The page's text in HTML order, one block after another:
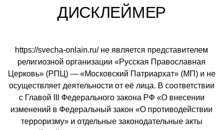
ДИСКЛЕЙМЕР
https://svecha-onlain.ru/ не является представителем
религиозной организации «Русская Православная
Церковь» (РПЦ) — «Московский Патриархат» (МП) и не
осуществляет деятельности от её лица. В соответствии
с Главой III Федерального закона РФ «О внесении
изменений в Федеральный закон «О противодействии
терроризму» и отдельные законодательные акты